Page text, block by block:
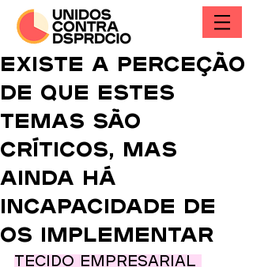
Existe a perceção
de que estes
temas são
críticos, mas
ainda há
incapacidade de
os implementar
Tecido empresarial